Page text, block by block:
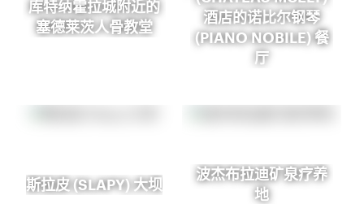
库特纳霍拉城附近的
塞德莱茨人骨教堂
酒店的诺比尔钢琴
(PIANO NOBILE) 餐
厅
斯拉皮 (SLAPY) 大坝
波杰布拉迪矿泉疗养
地